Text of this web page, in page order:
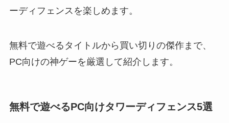
ーディフェンスを楽しめます。
無料で遊べるタイトルから買い切りの傑作まで、
PC向けの神ゲーを厳選して紹介します。
無料で遊べるPC向けタワーディフェンス5選